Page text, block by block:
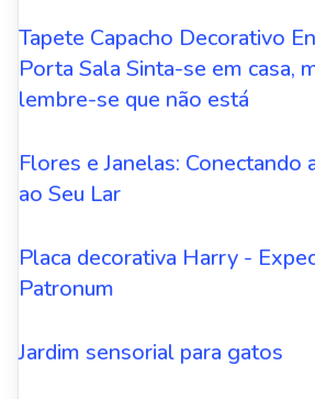
Tapete Capacho Decorativo
Porta Sala Sinta-se em casa,
lembre-se que não está
Flores e Janelas: Conectando
ao Seu Lar
Placa decorativa Harry -
Patronum
Jardim sensorial para gatos